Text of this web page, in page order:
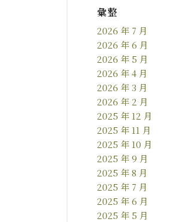
彙整
2026 年 7 月
2026 年 6 月
2026 年 5 月
2026 年 4 月
2026 年 3 月
2026 年 2 月
2025 年 12 月
2025 年 11 月
2025 年 10 月
2025 年 9 月
2025 年 8 月
2025 年 7 月
2025 年 6 月
2025 年 5 月